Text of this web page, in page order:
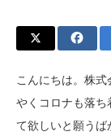
こんにちは。株
やくコロナも落ち
て欲しいと願うば